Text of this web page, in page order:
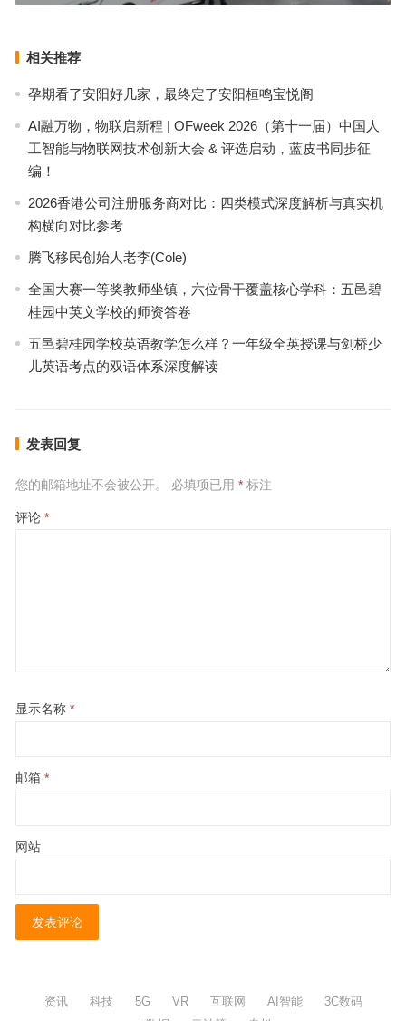
相关推荐
孕期看了安阳好几家，最终定了安阳桓鸣宝悦阁
AI融万物，物联启新程 | OFweek 2026（第十一届）中国人
工智能与物联网技术创新大会 & 评选启动，蓝皮书同步征
编！
2026香港公司注册服务商对比：四类模式深度解析与真实机
构横向对比参考
腾飞移民创始人老李(Cole)
全国大赛一等奖教师坐镇，六位骨干覆盖核心学科：五邑碧
桂园中英文学校的师资答卷
五邑碧桂园学校英语教学怎么样？一年级全英授课与剑桥少
儿英语考点的双语体系深度解读
发表回复
您的邮箱地址不会被公开。 必填项已用 *标注
评论 *
显示名称 *
邮箱 *
网站
资讯 科技 5G VR 互联网 AI智能
3C数码